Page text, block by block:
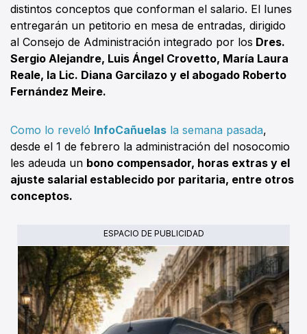
distintos conceptos que conforman el salario. El lunes
entregarán un petitorio en mesa de entradas, dirigido
al Consejo de Administración integrado por los Dres.
Sergio Alejandre, Luis Ángel Crovetto, María Laura
Reale, la Lic. Diana Garcilazo y el abogado Roberto
Fernández Meire.
Como lo reveló InfoCañuelas la semana pasada,
desde el 1 de febrero la administración del nosocomio
les adeuda un bono compensador, horas extras y el
ajuste salarial establecido por paritaria, entre otros
conceptos.
ESPACIO DE PUBLICIDAD